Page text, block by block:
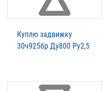
Куплю задвижку
30ч925бр Ду800 Ру2,5